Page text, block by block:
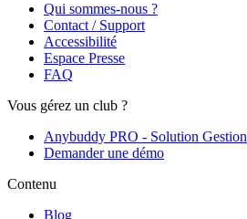
Qui sommes-nous ?
Contact / Support
Accessibilité
Espace Presse
FAQ
Vous gérez un club ?
Anybuddy PRO - Solution Gestion
Demander une démo
Contenu
Blog